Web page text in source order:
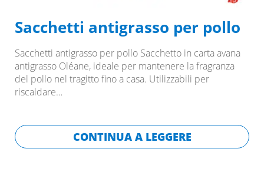
Sacchetti antigrasso per pollo
Sacchetti antigrasso per pollo Sacchetto in carta avana
antigrasso Oléane, ideale per mantenere la fragranza
del pollo nel tragitto fino a casa. Utilizzabili per
riscaldare…
CONTINUA A LEGGERE